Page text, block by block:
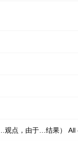
观点，由于…结果）